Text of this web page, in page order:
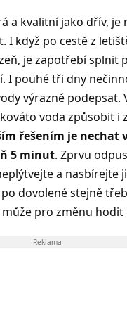
a kvalitní jako dřív, je
I když po cestě z
je zapotřebí splnit
I pouhé tři dny
výrazně podepsat.
voda způsobit i
řešením je nechat
5 minut. Zprvu
a nasbírejte
dovolené stejně
může pro změnu hodit
Reklama